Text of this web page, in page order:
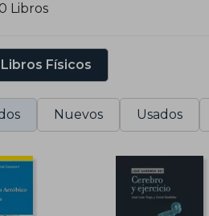
Libros
Libros Físicos
Nuevos Usados